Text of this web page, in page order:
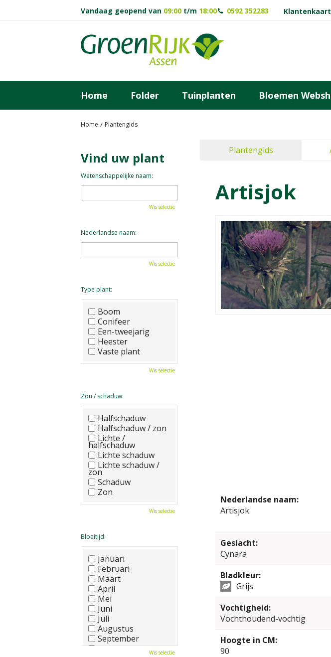
Home Plantengids
Vandaag geopend van 09:00 t/m 18:00 0592 352283 Klantenkaart
Home Folder Tuinplanten Bloemen
Plantengids
Artisjok
Nederlandse naam:
Artisjok
Geslacht:
Cynara
Bladkleur:
Grijs
Vochtigheid:
Vochthoudend-vochtig
Hoogte in CM:
90
Vind uw plant
Wetenschappelijke naam:
Wis selectie
Nederlandse naam:
Wis selectie
Type plant:
Boom
Conifeer
Een-tweejarig
Heester
Vaste plant
Wis selectie
Zon / schaduw:
Halfschaduw
Halfschaduw / zon
Lichte /
halfschaduw
Lichte schaduw
Lichte schaduw /
zon
Schaduw
Zon
Wis selectie
Bloeitijd:
Januari
Februari
Maart
April
Mei
Juni
Juli
Augustus
September
Oktober
Wis selectie